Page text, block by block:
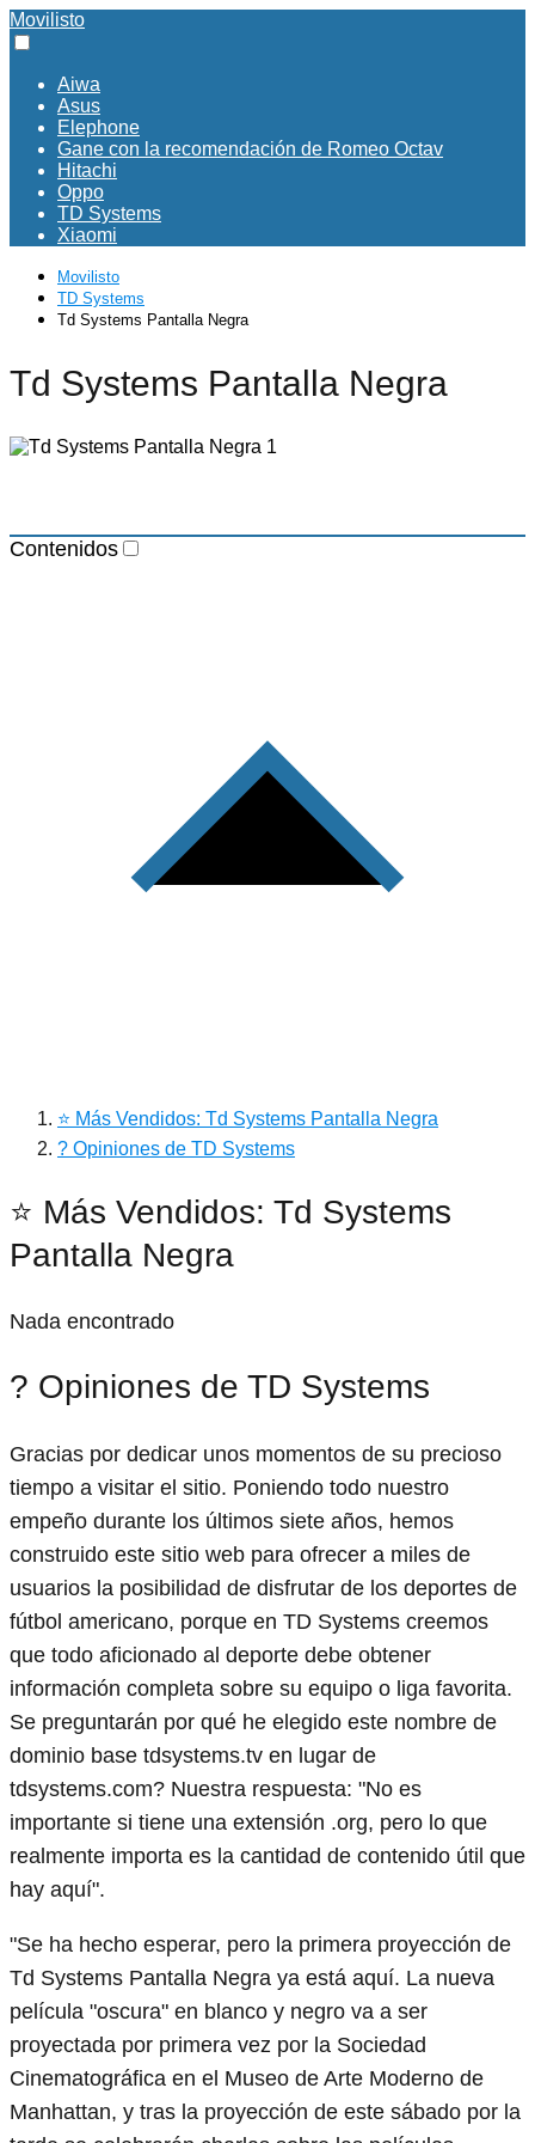
Movilisto
Aiwa
Asus
Elephone
Gane con la recomendación de Romeo Octav
Hitachi
Oppo
TD Systems
Xiaomi
Movilisto
TD Systems
Td Systems Pantalla Negra
Td Systems Pantalla Negra
Contenidos
⭐ Más Vendidos: Td Systems Pantalla Negra
? Opiniones de TD Systems
⭐ Más Vendidos: Td Systems
Pantalla Negra
Nada encontrado
? Opiniones de TD Systems
Gracias por dedicar unos momentos de su precioso
tiempo a visitar el sitio. Poniendo todo nuestro
empeño durante los últimos siete años, hemos
construido este sitio web para ofrecer a miles de
usuarios la posibilidad de disfrutar de los deportes de
fútbol americano, porque en TD Systems creemos
que todo aficionado al deporte debe obtener
información completa sobre su equipo o liga favorita.
Se preguntarán por qué he elegido este nombre de
dominio base tdsystems.tv en lugar de
tdsystems.com? Nuestra respuesta: "No es
importante si tiene una extensión .org, pero lo que
realmente importa es la cantidad de contenido útil que
hay aquí".
"Se ha hecho esperar, pero la primera proyección de
Td Systems Pantalla Negra ya está aquí. La nueva
película "oscura" en blanco y negro va a ser
proyectada por primera vez por la Sociedad
Cinematográfica en el Museo de Arte Moderno de
Manhattan, y tras la proyección de este sábado por la